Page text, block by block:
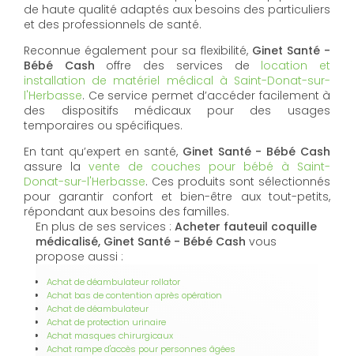
de haute qualité adaptés aux besoins des particuliers
et des professionnels de santé.
Reconnue également pour sa flexibilité, Ginet Santé -
Bébé Cash offre des services de location et
installation de matériel médical à Saint-Donat-sur-
l'Herbasse. Ce service permet d’accéder facilement à
des dispositifs médicaux pour des usages
temporaires ou spécifiques.
En tant qu’expert en santé, Ginet Santé - Bébé Cash
assure la vente de couches pour bébé à Saint-
Donat-sur-l'Herbasse. Ces produits sont sélectionnés
pour garantir confort et bien-être aux tout-petits,
répondant aux besoins des familles.
En plus de ses services : Acheter fauteuil coquille
médicalisé, Ginet Santé - Bébé Cash vous
propose aussi :
Achat de déambulateur rollator
Achat bas de contention après opération
Achat de déambulateur
Achat de protection urinaire
Achat masques chirurgicaux
Achat rampe d'accès pour personnes âgées